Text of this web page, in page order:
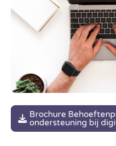
Brochure
ondersteuning bij